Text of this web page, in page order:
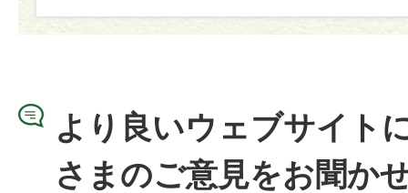
より良いウェブサイト
さまのご意見をお聞か